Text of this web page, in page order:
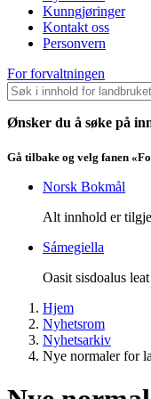
Kunngjøringer
Kontakt oss
Personvern
For forvaltningen
Ønsker du å søke på
Gå tilbake og velg fanen
Norsk Bokmål
Alt innhold er
Sámegiella
Oasit sisdoalus
Hjem
Nyhetsrom
Nyhetsarkiv
Nye normaler for